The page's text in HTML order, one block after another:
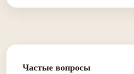
Частые вопросы